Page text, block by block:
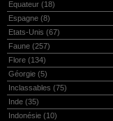
Equateur (18)
Espagne (8)
Etats-Unis (67)
Faune (257)
Flore (134)
Géorgie (5)
Inclassables (75)
Inde (35)
Indonésie (10)